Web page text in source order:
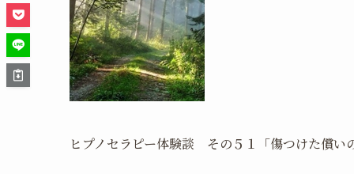
ヒプノセラピー体験談 その５１「傷つけた償い